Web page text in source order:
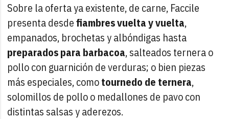
Sobre la oferta ya existente, de carne, Faccile
presenta desdefiambres vuelta y vuelta,
empanados, brochetas y albóndigas hasta
preparados para barbacoa, salteados ternera o
pollo con guarnición de verduras; o bien piezas
más especiales, comotournedo de ternera,
solomillos de pollo o medallones de pavo con
distintas salsas y aderezos.